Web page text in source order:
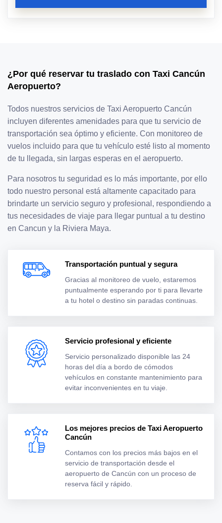
¿Por qué reservar tu traslado con Taxi Cancún
Aeropuerto?
Todos nuestros servicios de Taxi Aeropuerto Cancún
incluyen diferentes amenidades para que tu servicio de
transportación sea óptimo y eficiente. Con monitoreo de
vuelos incluido para que tu vehículo esté listo al momento
de tu llegada, sin largas esperas en el aeropuerto.
Para nosotros tu seguridad es lo más importante, por ello
todo nuestro personal está altamente capacitado para
brindarte un servicio seguro y profesional, respondiendo a
tus necesidades de viaje para llegar puntual a tu destino
en Cancun y la Riviera Maya.
Transportación puntual y segura
Gracias al monitoreo de vuelo, estaremos
puntualmente esperando por ti para llevarte
a tu hotel o destino sin paradas continuas.
Servicio profesional y eficiente
Servicio personalizado disponible las 24
horas del día a bordo de cómodos
vehículos en constante mantenimiento para
evitar inconvenientes en tu viaje.
Los mejores precios de Taxi Aeropuerto
Cancún
Contamos con los precios más bajos en el
servicio de transportación desde el
aeropuerto de Cancún con un proceso de
reserva fácil y rápido.